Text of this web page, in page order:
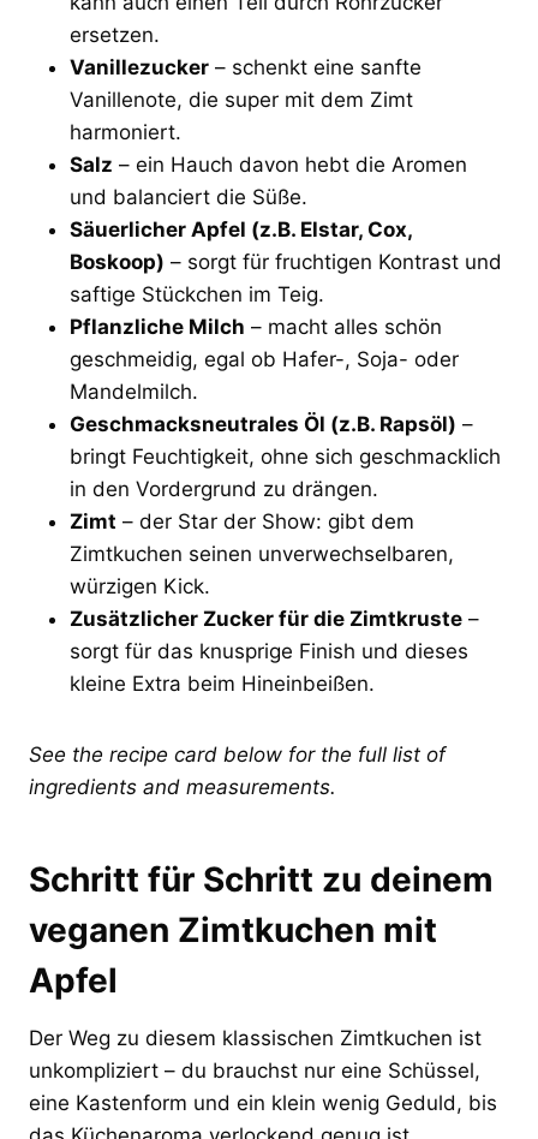
ersetzen.
Vanillezucker – schenkt eine sanfte
Vanillenote, die super mit dem Zimt
harmoniert.
Salz – ein Hauch davon hebt die Aromen
und balanciert die Süße.
Säuerlicher Apfel (z.B. Elstar, Cox,
Boskoop) – sorgt für fruchtigen Kontrast und
saftige Stückchen im Teig.
Pflanzliche Milch – macht alles schön
geschmeidig, egal ob Hafer-, Soja- oder
Mandelmilch.
Geschmacksneutrales Öl (z.B. Rapsöl) –
bringt Feuchtigkeit, ohne sich geschmacklich
in den Vordergrund zu drängen.
Zimt – der Star der Show: gibt dem
Zimtkuchen seinen unverwechselbaren,
würzigen Kick.
Zusätzlicher Zucker für die Zimtkruste –
sorgt für das knusprige Finish und dieses
kleine Extra beim Hineinbeißen.
See the recipe card below for the full list of
ingredients and measurements.
Schritt für Schritt zu deinem
veganen Zimtkuchen mit
Apfel
Der Weg zu diesem klassischen Zimtkuchen ist
unkompliziert – du brauchst nur eine Schüssel,
eine Kastenform und ein klein wenig Geduld, bis